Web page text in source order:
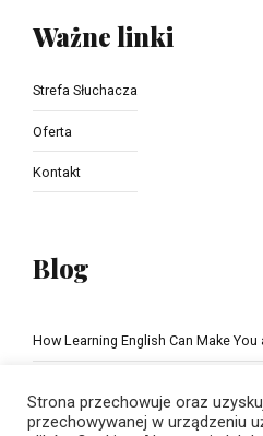
Ważne linki
Strefa Słuchacza
Oferta
Kontakt
Blog
How Learning English Can Make
Strona przechowuje oraz
przechowywanej w urządzeniu